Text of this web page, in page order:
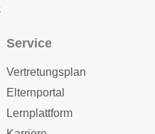
Service
Vertretungsplan
Elternportal
Lernplattform